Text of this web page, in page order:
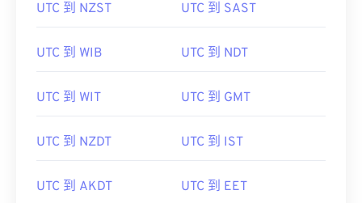
UTC 到 NZST UTC 到 SAST
UTC 到 WIB UTC 到 NDT
UTC 到 WIT UTC 到 GMT
UTC 到 NZDT UTC 到 IST
UTC 到 AKDT UTC 到 EET